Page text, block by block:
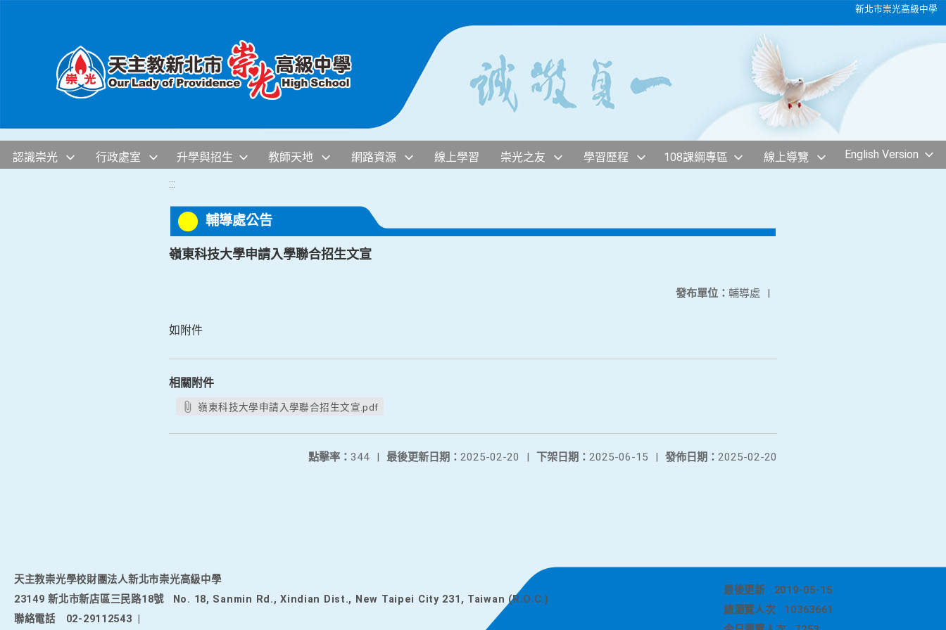
新北市崇光高級中學
認識崇光 行政處室 升學與招生 教師天地 網路資源 線上學習 崇光之友 學習歷程 108課綱專區 線上導覽 English Version
:::
輔導處公告
嶺東科技大學申請入學聯合招生文宣
發布單位： 輔導處 |
如附件
相關附件
嶺東科技大學申請入學聯合招生文宣.pdf
發佈日期： 2025-02-20
下架日期： 2025-06-15 |
最後更新日期： 2025-02-20 |
點擊率： 344 |
天主教崇光學校財團法人新北市崇光高級中學
23149 新北市新店區三民路18號
No. 18, Sanmin Rd., Xindian Dist., New Taipei City 231, Taiwan (R.O.C.)
聯絡電話
02-29112543
最後更新
2019-05-15
總瀏覽人次
10363661